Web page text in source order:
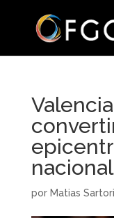
nacional
por Matias Sartori